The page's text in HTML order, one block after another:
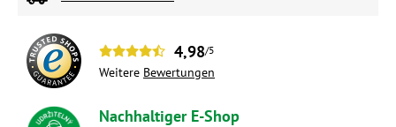
4,98/5
Weitere Bewertungen
Nachhaltiger E-Shop